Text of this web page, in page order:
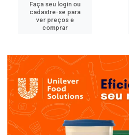
Faça seu login ou
cadastre-se para
ver preços e
comprar